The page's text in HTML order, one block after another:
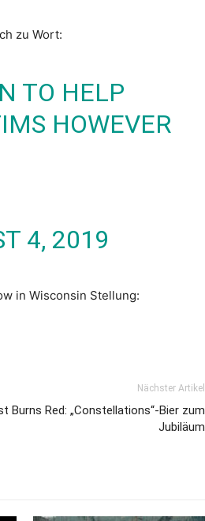
zu Wort:
TO HELP
HOWEVER
4, 2019
in Wisconsin Stellung:
Nächster Artikel
Burns Red: „Constellations“-Bier zum
Jubiläum